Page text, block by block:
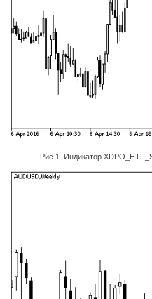
Рис.1. Индикатор